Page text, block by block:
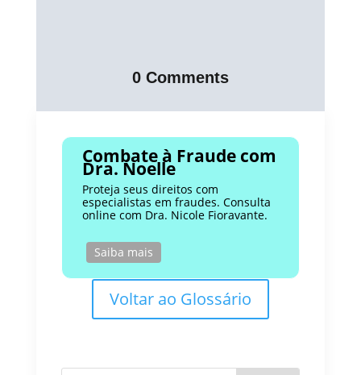
0 Comments
Combate à Fraude com
Dra. Noelle
Proteja seus direitos com
especialistas em fraudes. Consulta
online com Dra. Nicole Fioravante.
Saiba mais
Voltar ao Glossário